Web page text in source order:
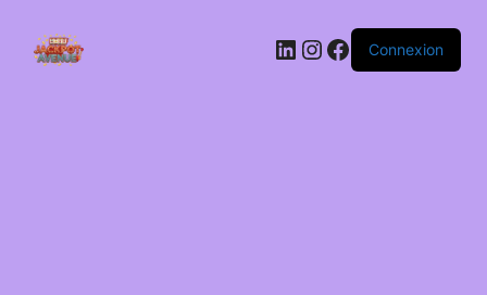
LinkedIn
Instagram
Facebook
Connexion